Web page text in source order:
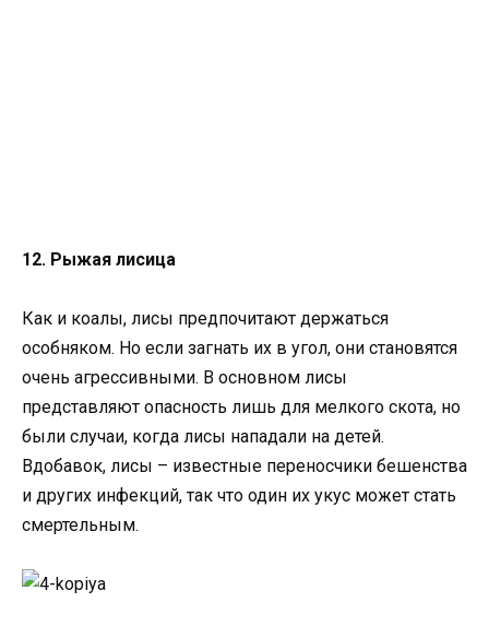
12. Рыжая лисица
Как и коалы, лисы предпочитают держаться
особняком. Но если загнать их в угол, они становятся
очень агрессивными. В основном лисы
представляют опасность лишь для мелкого скота, но
были случаи, когда лисы нападали на детей.
Вдобавок, лисы – известные переносчики бешенства
и других инфекций, так что один их укус может стать
смертельным.